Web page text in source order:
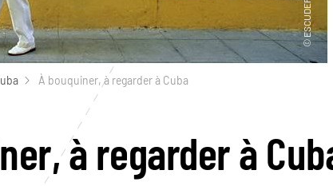
À bouquiner, à regarder à Cuba
à regarder à